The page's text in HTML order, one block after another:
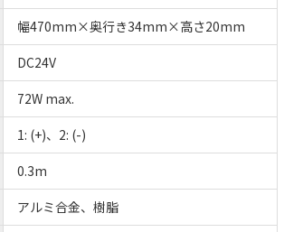
幅470mm×奥行き34mm×高さ20mm
DC24V
72W max.
1: (+)、2: (-)
0.3m
アルミ合金、樹脂